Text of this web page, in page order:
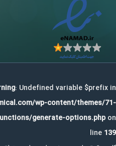
: Undefined variable $prefix in
wp-content/themes/71-
generate-options.phpon
line 139